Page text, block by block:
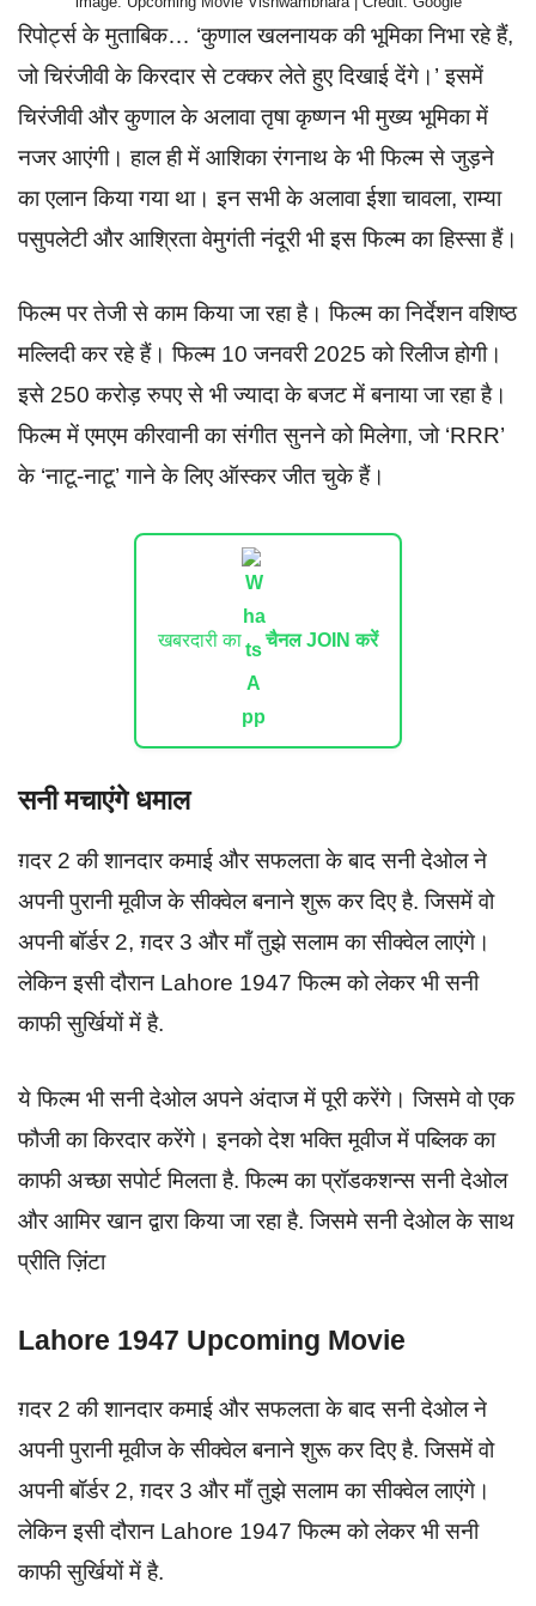
रिपोर्ट्स के मुताबिक… ‘कुणाल खलनायक की भूमिका निभा रहे हैं,
जो चिरंजीवी के किरदार से टक्कर लेते हुए दिखाई देंगे।’ इसमें
चिरंजीवी और कुणाल के अलावा तृषा कृष्णन भी मुख्य भूमिका में
नजर आएंगी। हाल ही में आशिका रंगनाथ के भी फिल्म से जुड़ने
का एलान किया गया था। इन सभी के अलावा ईशा चावला, राम्या
पसुपलेटी और आश्रिता वेमुगंती नंदूरी भी इस फिल्म का हिस्सा हैं।
फिल्म पर तेजी से काम किया जा रहा है। फिल्म का निर्देशन वशिष्ठ
मल्लिदी कर रहे हैं। फिल्म 10 जनवरी 2025 को रिलीज होगी।
इसे 250 करोड़ रुपए से भी ज्यादा के बजट में बनाया जा रहा है।
फिल्म में एमएम कीरवानी का संगीत सुनने को मिलेगा, जो ‘RRR’
के ‘नाटू-नाटू’ गाने के लिए ऑस्कर जीत चुके हैं।
खबरदारी का चैनल JOIN करें
सनी मचाएंगे धमाल
ग़दर 2 की शानदार कमाई और सफलता के बाद सनी देओल ने
अपनी पुरानी मूवीज के सीक्वेल बनाने शुरू कर दिए है. जिसमें वो
अपनी बॉर्डर 2, ग़दर 3 और माँ तुझे सलाम का सीक्वेल लाएंगे।
लेकिन इसी दौरान Lahore 1947 फिल्म को लेकर भी सनी
काफी सुर्खियों में है.
ये फिल्म भी सनी देओल अपने अंदाज में पूरी करेंगे। जिसमे वो एक
फौजी का किरदार करेंगे। इनको देश भक्ति मूवीज में पब्लिक का
काफी अच्छा सपोर्ट मिलता है. फिल्म का प्रॉडकशन्स सनी देओल
और आमिर खान द्वारा किया जा रहा है. जिसमे सनी देओल के साथ
प्रीति ज़िंटा
Lahore 1947 Upcoming Movie
ग़दर 2 की शानदार कमाई और सफलता के बाद सनी देओल ने
अपनी पुरानी मूवीज के सीक्वेल बनाने शुरू कर दिए है. जिसमें वो
अपनी बॉर्डर 2, ग़दर 3 और माँ तुझे सलाम का सीक्वेल लाएंगे।
लेकिन इसी दौरान Lahore 1947 फिल्म को लेकर भी सनी
काफी सुर्खियों में है.